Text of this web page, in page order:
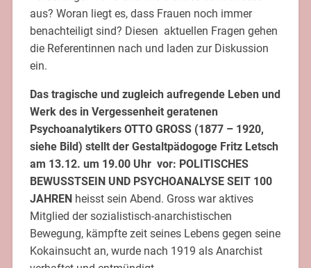
aus? Woran liegt es, dass Frauen noch immer
benachteiligt sind? Diesen aktuellen Fragen gehen
die Referentinnen nach und laden zur Diskussion
ein.
Das tragische und zugleich aufregende Leben und
Werk des in Vergessenheit geratenen
Psychoanalytikers OTTO GROSS (1877 – 1920,
siehe Bild) stellt der Gestaltpädogoge Fritz Letsch
am 13.12. um 19.00 Uhr vor: POLITISCHES
BEWUSSTSEIN UND PSYCHOANALYSE SEIT 100
JAHRENheisst sein Abend. Gross war aktives
Mitglied der sozialistisch-anarchistischen
Bewegung, kämpfte zeit seines Lebens gegen seine
Kokainsucht an, wurde nach 1919 als Anarchist